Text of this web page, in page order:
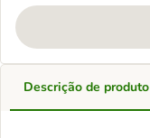
Descrição de produto